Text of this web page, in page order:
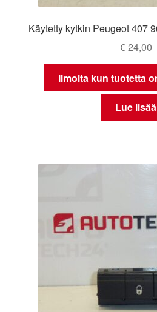
Käytetty kytkin Peugeot 407
€24,00
Ilmoita kun tuotetta
Lue lisää